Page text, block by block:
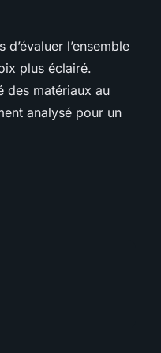
l’ensemble
plus éclairé.
des matériaux au
analysé pour un